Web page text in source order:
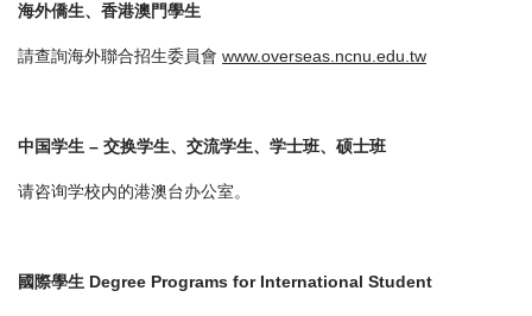
海外僑生、香港澳門學生
請查詢海外聯合招生委員會 www.overseas.ncnu.edu.tw
中国学生 – 交换学生、交流学生、学士班、硕士班
请咨询学校内的港澳台办公室。
國際學生 Degree Programs for International Student